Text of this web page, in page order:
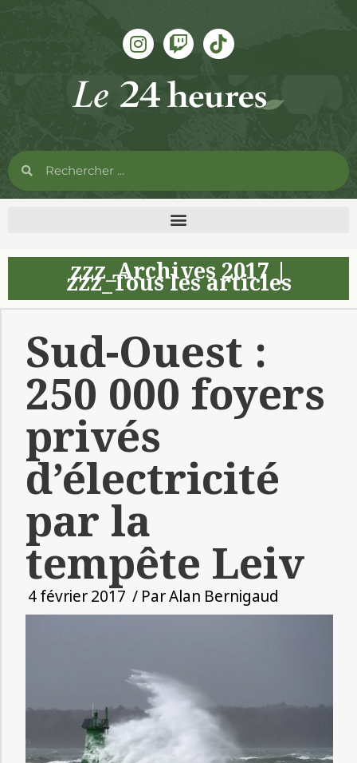
zzz_Archives 2017|
zzz_Tous les articles
Sud-Ouest :
250 000 foyers
privés
d’électricité
par la
tempête Leiv
4 février 2017 / ParAlan Bernigaud